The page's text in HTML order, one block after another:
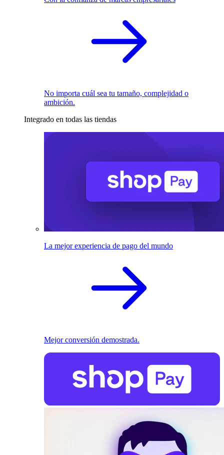
No importa cuál sea tu tamaño, complejidad o
ambición.
Integrado en todas las tiendas
La mejor experiencia de pago del mundo
Mejor conversión demostrada.